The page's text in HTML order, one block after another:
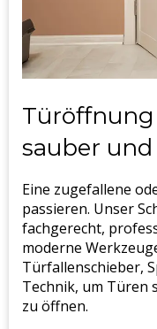
Türöffnung
sauber
Eine zugefallene
passieren. Unser
fachgerecht,
moderne
Türfallenschieber,
Technik, um Türen
zu öffnen.